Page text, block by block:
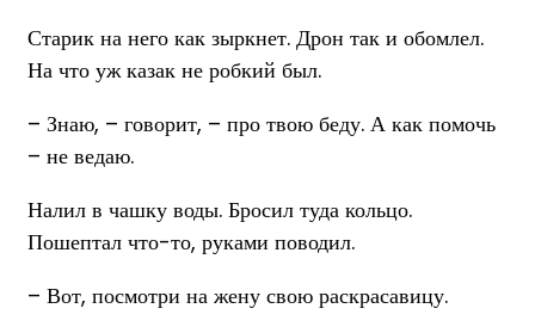
Старик на него как зыркнет. Дрон так и обомлел.
На что уж казак не робкий был.
– Знаю, – говорит, – про твою беду. А как помочь
– не ведаю.
Налил в чашку воды. Бросил туда кольцо.
Пошептал что-то, руками поводил.
– Вот, посмотри на жену свою раскрасавицу.